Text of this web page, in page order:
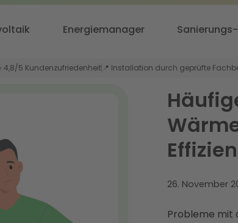
Energiemanager
4,8/5 Kundenzufriedenheit 📍 Installation durch geprüfte
26. November
Probleme mit